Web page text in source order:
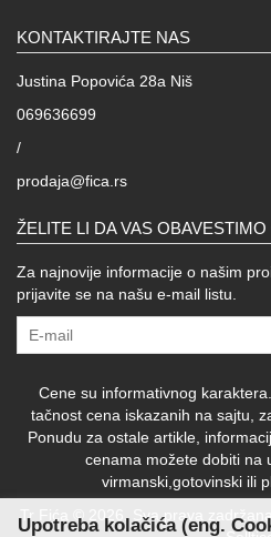
KONTAKTIRAJTE NAS
Justina Popovića 28a Niš
069636699
/
prodaja@fica.rs
ŽELITE LI DA VAS
Za najnovije informacije o našim
prijavite se na našu e-mail listu.
Cene su informativnog
tačnost cena iskazanih na sajtu,
Ponudu za ostale artikle,
cenama možete dobiti na
virmanski,gotovinski ili
Tr Fića © 2026. Sva prava
Upotreba kolačića (eng.